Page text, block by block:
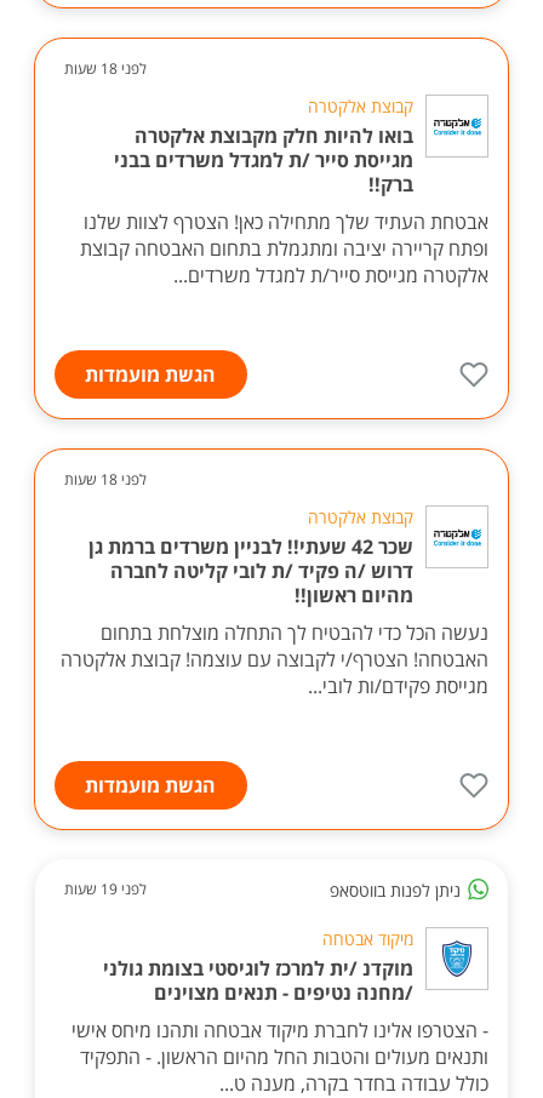
לפני 18 שעות
קבוצת אלקטרה
בואו להיות חלק מקבוצת אלקטרה
מגייסת סייר /ת למגדל משרדים בבני
ברק!!
אבטחת העתיד שלך מתחילה כאן! הצטרף לצוות שלנו
ופתח קריירה יציבה ומתגמלת בתחום האבטחה קבוצת
אלקטרה מגייסת סייר/ת למגדל משרדים...
הגשת מועמדות
לפני 18 שעות
קבוצת אלקטרה
שכר 42 שעתי!! לבניין משרדים ברמת גן
דרוש /ה פקיד /ת לובי קליטה לחברה
מהיום ראשון!!
נעשה הכל כדי להבטיח לך התחלה מוצלחת בתחום
האבטחה! הצטרף/י לקבוצה עם עוצמה! קבוצת אלקטרה
מגייסת פקידם/ות לובי...
הגשת מועמדות
ניתן לפנות בווטסאפ לפני 19 שעות
מיקוד אבטחה
מוקדנ /ית למרכז לוגיסטי בצומת גולני
/מחנה נטיפים - תנאים מצוינים
- הצטרפו אלינו לחברת מיקוד אבטחה ותהנו מיחס אישי
ותנאים מעולים והטבות החל מהיום הראשון. - התפקיד
כולל עבודה בחדר בקרה, מענה ט...